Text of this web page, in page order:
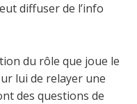
diffuser de l’info
du rôle que joue le
lui de relayer une
des questions de